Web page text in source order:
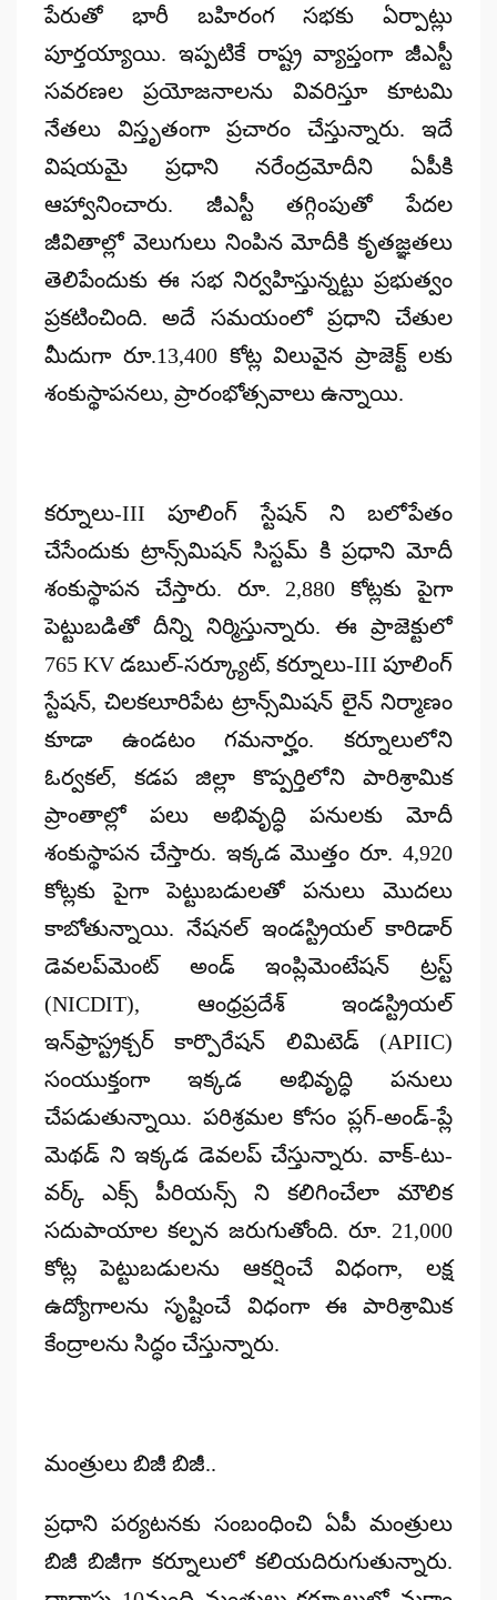
పేరుతో భారీ బహిరంగ సభకు ఏర్పాట్లు
పూర్తయ్యాయి. ఇప్పటికే రాష్ట్ర వ్యాప్తంగా జీఎస్టీ
సవరణల ప్రయోజనాలను వివరిస్తూ కూటమి
నేతలు విస్తృతంగా ప్రచారం చేస్తున్నారు. ఇదే
విషయమై ప్రధాని నరేంద్రమోదీని ఏపీకి
ఆహ్వానించారు. జీఎస్టీ తగ్గింపుతో పేదల
జీవితాల్లో వెలుగులు నింపిన మోదీకి కృతజ్ఞతలు
తెలిపేందుకు ఈ సభ నిర్వహిస్తున్నట్టు ప్రభుత్వం
ప్రకటించింది. అదే సమయంలో ప్రధాని చేతుల
మీదుగా రూ.13,400 కోట్ల విలువైన ప్రాజెక్ట్ లకు
శంకుస్థాపనలు, ప్రారంభోత్సవాలు ఉన్నాయి.
కర్నూలు-III పూలింగ్ స్టేషన్‌ ని బలోపేతం
చేసేందుకు ట్రాన్స్‌మిషన్ సిస్టమ్ కి ప్రధాని మోదీ
శంకుస్థాపన చేస్తారు. రూ. 2,880 కోట్లకు పైగా
పెట్టుబడితో దీన్ని నిర్మిస్తున్నారు. ఈ ప్రాజెక్టులో
765 KV డబుల్-సర్క్యూట్, కర్నూలు-III పూలింగ్
స్టేషన్, చిలకలూరిపేట ట్రాన్స్‌మిషన్ లైన్ నిర్మాణం
కూడా ఉండటం గమనార్హం. కర్నూలులోని
ఓర్వకల్, కడప జిల్లా కొప్పర్తిలోని పారిశ్రామిక
ప్రాంతాల్లో పలు అభివృద్ధి పనులకు మోదీ
శంకుస్థాపన చేస్తారు. ఇక్కడ మొత్తం రూ. 4,920
కోట్లకు పైగా పెట్టుబడులతో పనులు మొదలు
కాబోతున్నాయి. నేషనల్ ఇండస్ట్రియల్ కారిడార్
డెవలప్‌మెంట్ అండ్ ఇంప్లిమెంటేషన్ ట్రస్ట్
(NICDIT), ఆంధ్రప్రదేశ్ ఇండస్ట్రియల్
ఇన్‌ఫ్రాస్ట్రక్చర్ కార్పొరేషన్ లిమిటెడ్ (APIIC)
సంయుక్తంగా ఇక్కడ అభివృద్ధి పనులు
చేపడుతున్నాయి. పరిశ్రమల కోసం ప్లగ్-అండ్-ప్లే
మెథడ్ ని ఇక్కడ డెవలప్ చేస్తున్నారు. వాక్-టు-
వర్క్ ఎక్స్ పీరియన్స్ ని కలిగించేలా మౌలిక
సదుపాయాల కల్పన జరుగుతోంది. రూ. 21,000
కోట్ల పెట్టుబడులను ఆకర్షించే విధంగా, లక్ష
ఉద్యోగాలను సృష్టించే విధంగా ఈ పారిశ్రామిక
కేంద్రాలను సిద్ధం చేస్తున్నారు.
మంత్రులు బిజీ బిజీ..
ప్రధాని పర్యటనకు సంబంధించి ఏపీ మంత్రులు
బిజీ బిజీగా కర్నూలులో కలియదిరుగుతున్నారు.